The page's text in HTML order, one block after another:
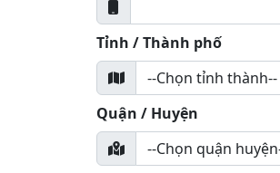
Tỉnh / Thành phố
Quận / Huyện